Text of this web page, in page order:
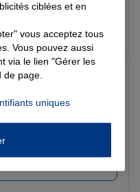
Voir l'agence
recommande.
ciblées et en
vous acceptez tous
Vous pouvez aussi
via le lien "Gérer les
page.
uniques